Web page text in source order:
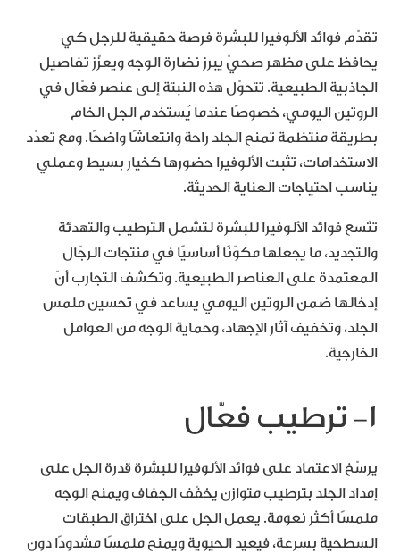
تقدّم فوائد الألوفيرا للبشرة فرصة حقيقية للرجل كي
يحافظ على مظهر صحيّ يبرز نضارة الوجه ويعزّز تفاصيل
الجاذبية الطبيعية. تتحوّل هذه النبتة إلى عنصر فعّال في
الروتين اليومي، خصوصًا عندما يُستخدم الجل الخام
بطريقة منتظمة تمنح الجلد راحة وانتعاشًا واضحًا. ومع تعدّد
الاستخدامات، تثبت الألوفيرا حضورها كخيار بسيط وعملي
يناسب احتياجات العناية الحديثة.
تتّسع فوائد الألوفيرا للبشرة لتشمل الترطيب والتهدئة
والتجديد، ما يجعلها مكوّنًا أساسيًا في منتجات الرجّال
المعتمدة على العناصر الطبيعية. وتكشف التجارب أنّ
إدخالها ضمن الروتين اليومي يساعد في تحسين ملمس
الجلد، وتخفيف آثار الإجهاد، وحماية الوجه من العوامل
الخارجية.
١- ترطيب فعّال
يرسّخ الاعتماد على فوائد الألوفيرا للبشرة قدرة الجل على
إمداد الجلد بترطيب متوازن يخفّف الجفاف ويمنح الوجه
ملمسًا أكثر نعومة. يعمل الجل على اختراق الطبقات
السطحية بسرعة، فيعيد الحيوية ويمنح ملمسًا مشدودًا دون